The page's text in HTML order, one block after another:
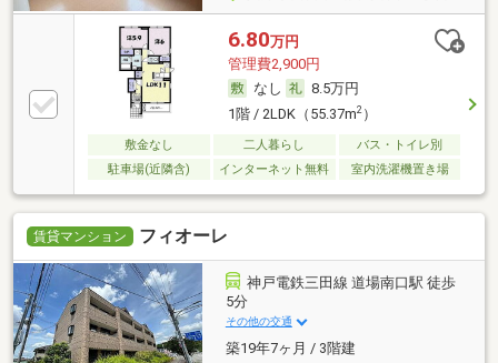
6.80万円
管理費2,900円
なし
8.5万円
1階 / 2LDK（55.37m2）
敷金なし 二人暮らし
バス・トイレ別
駐車場(近隣含)
インターネット無料 室内洗濯機置き場
賃貸マンション フィオーレ
神戸電鉄三田線 道場南口駅 徒歩
5分
その他の交通
築19年7ヶ月 / 3階建